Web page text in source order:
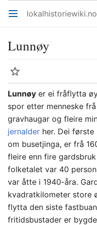
Åpne hovedmenyen lokalhistoriewiki.no
Lunnøy
Overvåk
Lunnøy er ei fråflytta
spor etter menneske
gravhaugar og fleire
jernalder her. Dei
om busetjinga, er frå
fleire enn fire
folketalet var 40
var åtte i 1940-åra.
kvadratkilometer store
flytta den siste
fritidsbustader er